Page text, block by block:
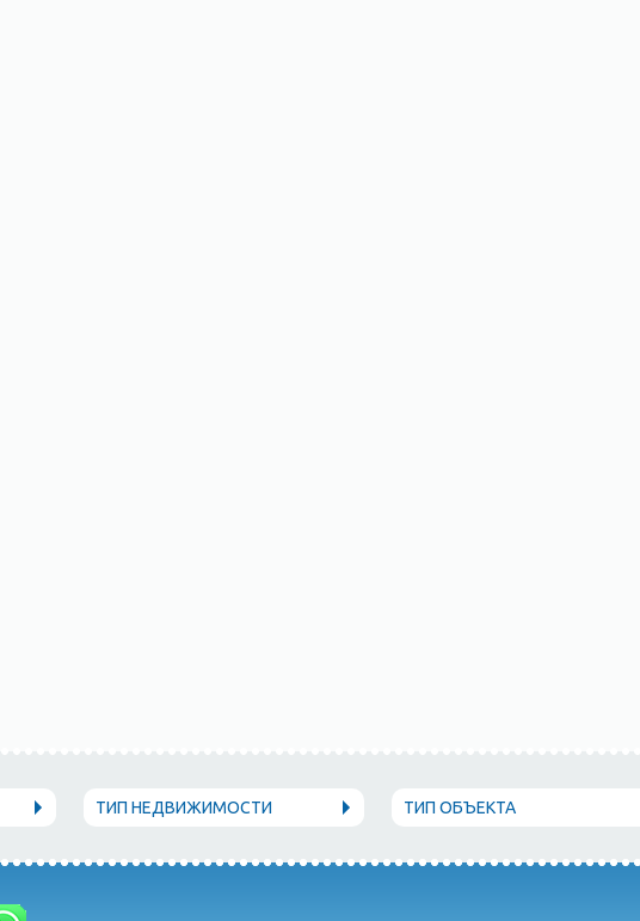
ТИП НЕДВИЖИМОСТИ ТИП ОБЪЕКТА